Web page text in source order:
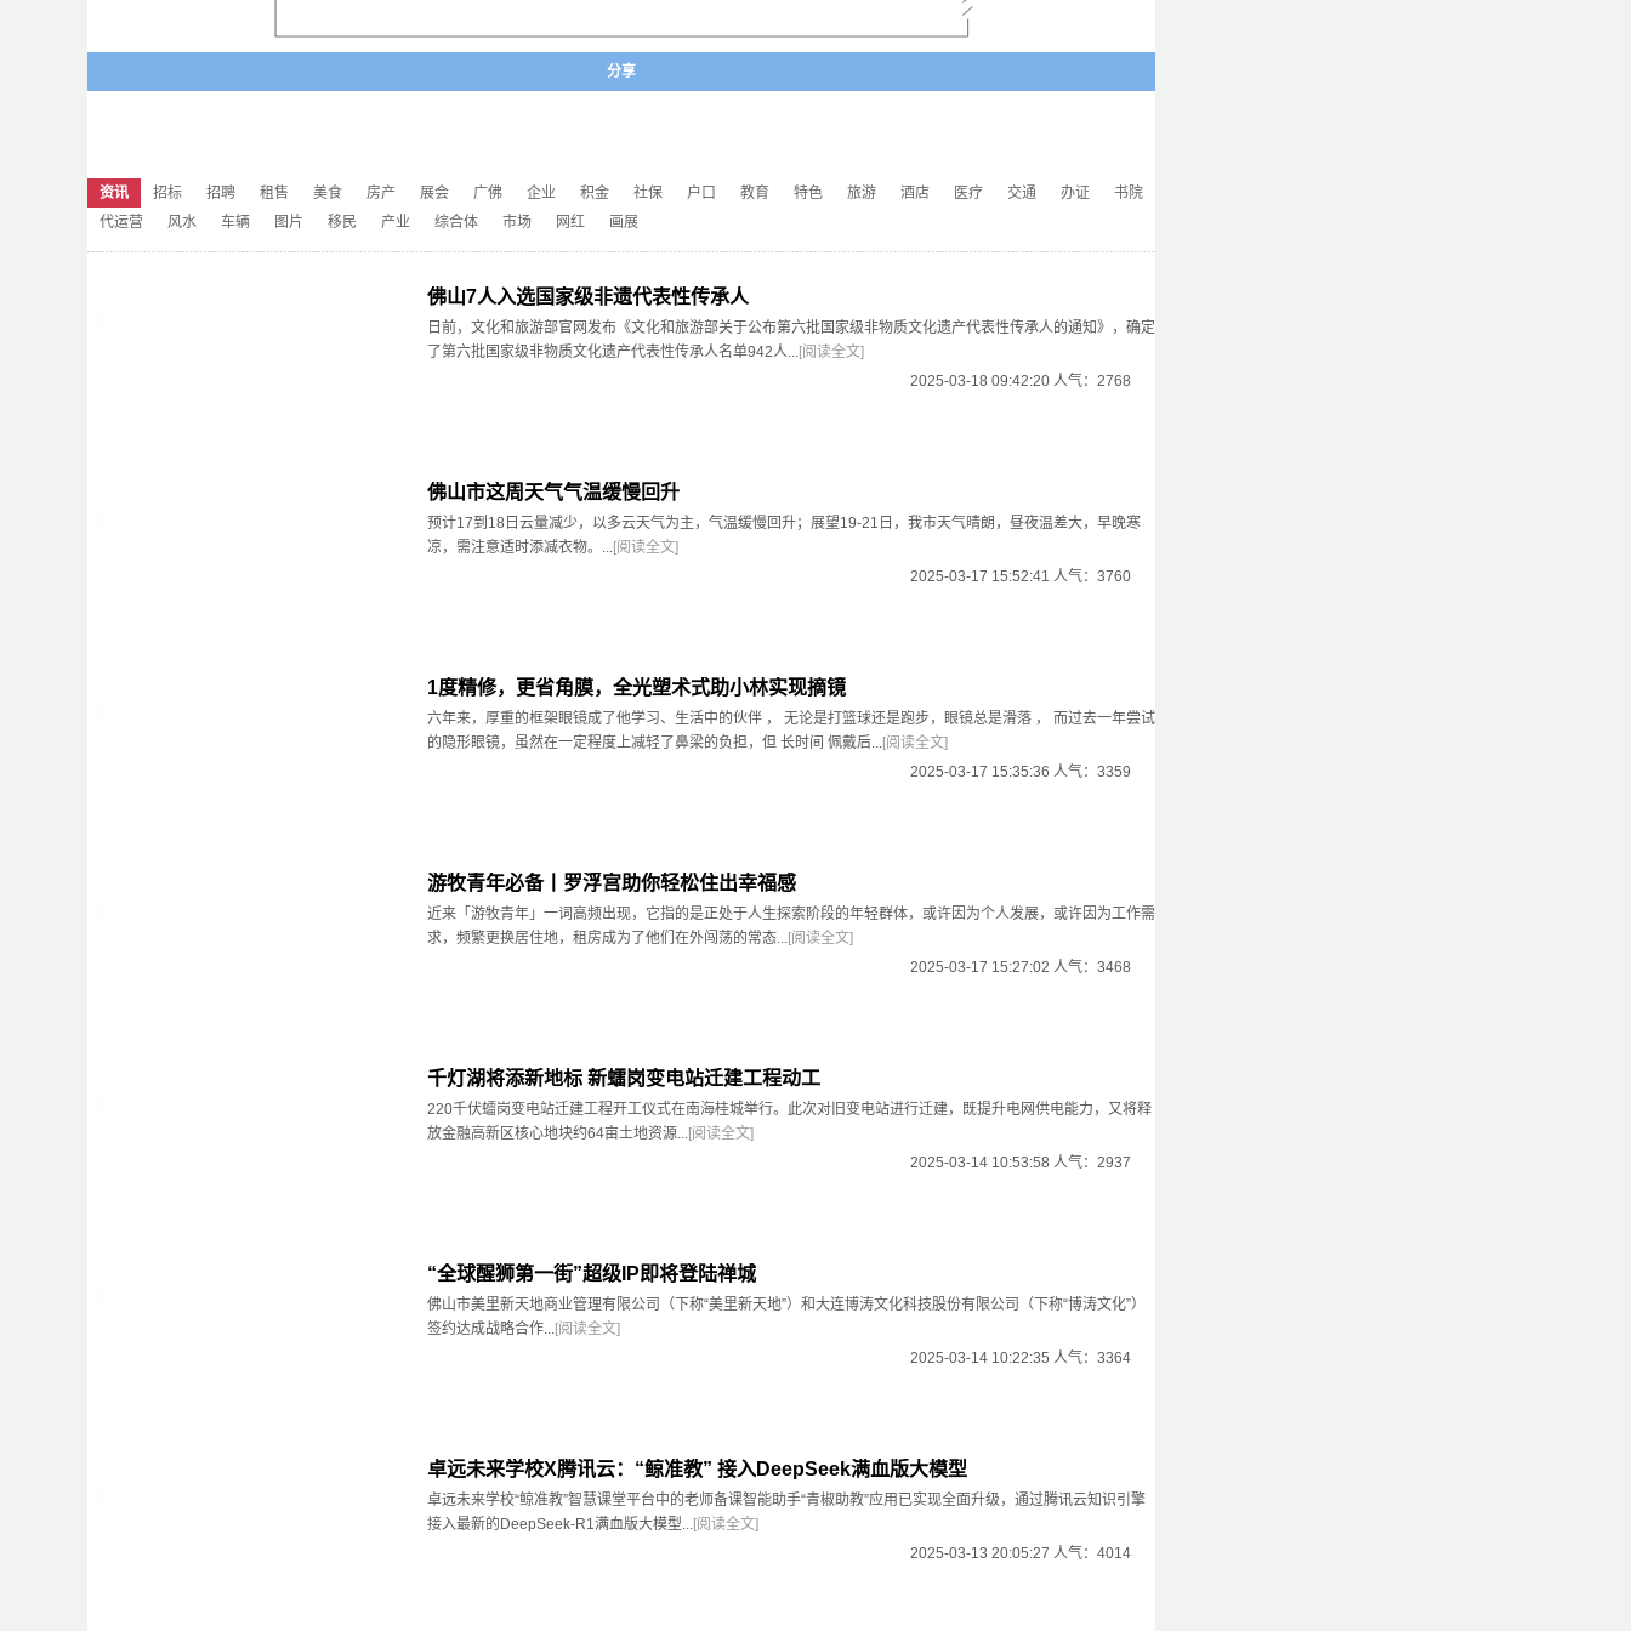
分享
资讯 招标 招聘 租售 美食 房产 展会 广佛 企业 积金 社保 户口 教育 特色 旅游 酒店 医疗 交通 办证
书院
代运营
风水 车辆 图片 移民 产业 综合体 市场 网红 画展
佛山7人入选国家级非遗代表性传承人
日前，文化和旅游部官网发布《文化和旅游部关于公布第六批国家级非物质文化遗产代表性传承人的通知》，确定
了第六批国家级非物质文化遗产代表性传承人名单942人...[阅读全文]
2025-03-18 09:42:20 人气：2768
佛山市这周天气气温缓慢回升
预计17到18日云量减少，以多云天气为主，气温缓慢回升；展望19-21日，我市天气晴朗，昼夜温差大，早晚寒
凉，需注意适时添减衣物。...[阅读全文]
2025-03-17 15:52:41 人气：3760
1度精修，更省角膜，全光塑术式助小林实现摘镜
六年来，厚重的框架眼镜成了他学习、生活中的伙伴 ， 无论是打篮球还是跑步，眼镜总是滑落 ， 而过去一年尝试
的隐形眼镜，虽然在一定程度上减轻了鼻梁的负担，但 长时间 佩戴后...[阅读全文]
2025-03-17 15:35:36 人气：3359
游牧青年必备丨罗浮宫助你轻松住出幸福感
近来「游牧青年」一词高频出现，它指的是正处于人生探索阶段的年轻群体，或许因为个人发展，或许因为工作需
求，频繁更换居住地，租房成为了他们在外闯荡的常态...[阅读全文]
2025-03-17 15:27:02 人气：3468
千灯湖将添新地标 新𧒽岗变电站迁建工程动工
220千伏𧒽岗变电站迁建工程开工仪式在南海桂城举行。此次对旧变电站进行迁建，既提升电网供电能力，又将释
放金融高新区核心地块约64亩土地资源...[阅读全文]
2025-03-14 10:53:58 人气：2937
“全球醒狮第一街”超级IP即将登陆禅城
佛山市美里新天地商业管理有限公司（下称“美里新天地”）和大连博涛文化科技股份有限公司（下称“博涛文化”）
签约达成战略合作...[阅读全文]
2025-03-14 10:22:35 人气：3364
卓远未来学校X腾讯云：“鲸准教” 接入DeepSeek满血版大模型
卓远未来学校“鲸准教”智慧课堂平台中的老师备课智能助手“青椒助教”应用已实现全面升级，通过腾讯云知识引擎
接入最新的DeepSeek-R1满血版大模型...[阅读全文]
2025-03-13 20:05:27 人气：4014